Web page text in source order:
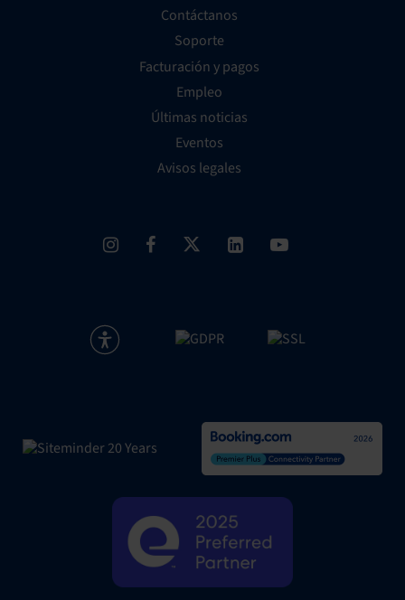
Contáctanos
Soporte
Facturación y pagos
Empleo
Últimas noticias
Eventos
Avisos legales